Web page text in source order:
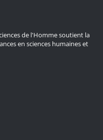
de l'Homme soutient la
en sciences humaines et